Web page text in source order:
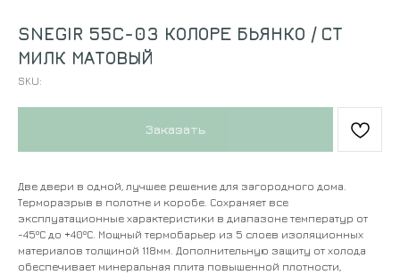
SNEGIR 55C-03 КОЛОРЕ БЬЯНКО / СТ
МИЛК МАТОВЫЙ
SKU:
Заказать
Две двери в одной, лучшее решение для загородного дома.
Терморазрыв в полотне и коробе. Сохраняет все
эксплуатационные характеристики в диапазоне температур от
-45ºС до +40ºС. Мощный термобарьер из 5 слоев изоляционных
материалов толщиной 118мм. Дополнительную защиту от холода
обеспечивает минеральная плита повышенной плотности,